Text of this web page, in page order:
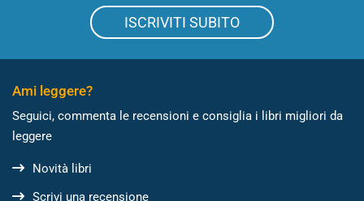
ISCRIVITI SUBITO
Ami leggere?
Seguici, commenta le recensioni e consiglia i libri migliori da
leggere
Novità libri
Scrivi una recensione